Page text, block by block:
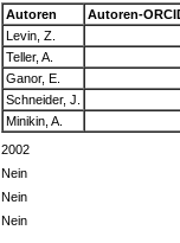
Autoren
Autoren-
Levin, Z.
Teller, A.
Ganor, E.
Schneider, J.
Minikin, A.
2002
Nein
Nein
Nein